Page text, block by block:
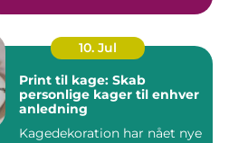
10. Jul
Print til kage: Skab
personlige kager til enhver
anledning
Kagedekoration har nået nye